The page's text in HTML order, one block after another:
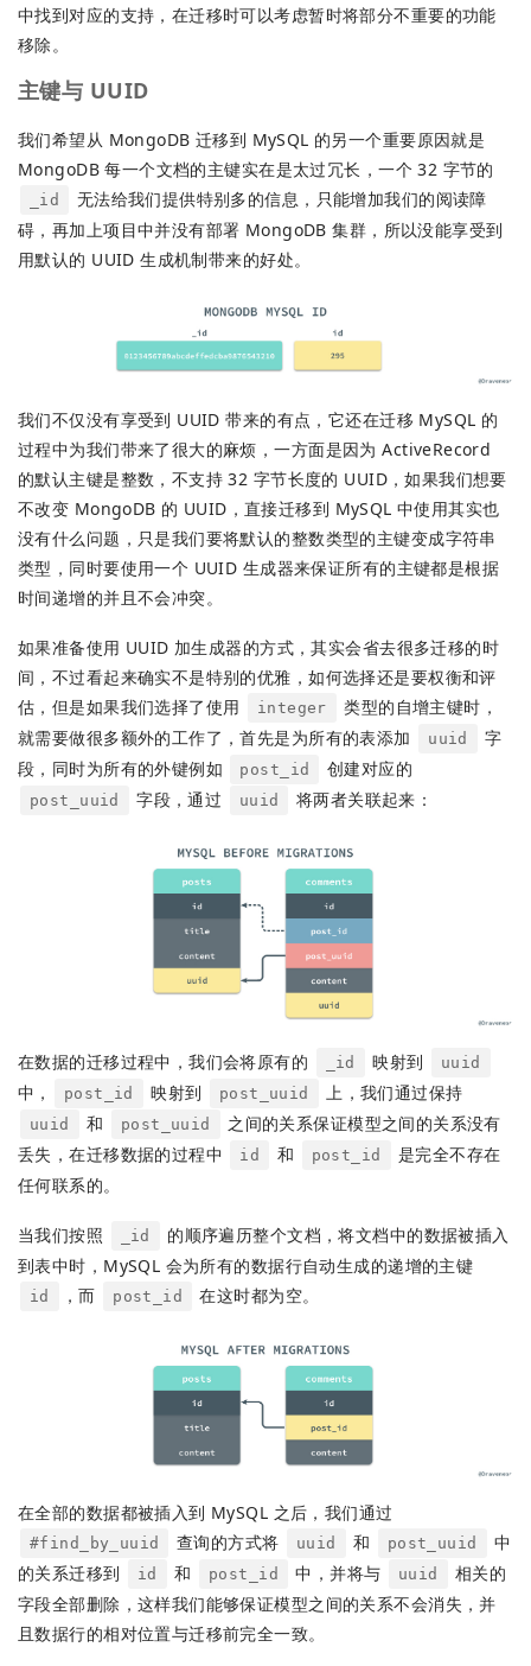
中找到对应的支持，在迁移时可以考虑暂时将部分不重要的功能
移除。
主键与 UUID
我们希望从 MongoDB 迁移到 MySQL 的另一个重要原因就是
MongoDB 每一个文档的主键实在是太过冗长，一个 32 字节的
_id
无法给我们提供特别多的信息，只能增加我们的阅读障
碍，再加上项目中并没有部署 MongoDB 集群，所以没能享受到
用默认的 UUID 生成机制带来的好处。
我们不仅没有享受到 UUID 带来的有点，它还在迁移 MySQL 的
过程中为我们带来了很大的麻烦，一方面是因为 ActiveRecord
的默认主键是整数，不支持 32 字节长度的 UUID，如果我们想要
不改变 MongoDB 的 UUID，直接迁移到 MySQL 中使用其实也
没有什么问题，只是我们要将默认的整数类型的主键变成字符串
类型，同时要使用一个 UUID 生成器来保证所有的主键都是根据
时间递增的并且不会冲突。
如果准备使用 UUID 加生成器的方式，其实会省去很多迁移的时
间，不过看起来确实不是特别的优雅，如何选择还是要权衡和评
估，但是如果我们选择了使用
integer
类型的自增主键时，
就需要做很多额外的工作了，首先是为所有的表添加
uuid
字
段，同时为所有的外键例如
post_id 创建对应的
post_uuid 字段，通过 uuid 将两者关联起来：
在数据的迁移过程中，我们会将原有的 _id 映射到 uuid
中， post_id 映射到 post_uuid 上，我们通过保持
uuid 和 post_uuid
之间的关系保证模型之间的关系没有
丢失，在迁移数据的过程中
id 和 post_id
是完全不存在
任何联系的。
当我们按照 _id
的顺序遍历整个文档，将文档中的数据被插入
到表中时，MySQL 会为所有的数据行自动生成的递增的主键
id ，而 post_id 在这时都为空。
在全部的数据都被插入到 MySQL 之后，我们通过
#find_by_uuid 查询的方式将 uuid 和 post_uuid
中
的关系迁移到
id 和 post_id 中，并将与 uuid
相关的
字段全部删除，这样我们能够保证模型之间的关系不会消失，并
且数据行的相对位置与迁移前完全一致。